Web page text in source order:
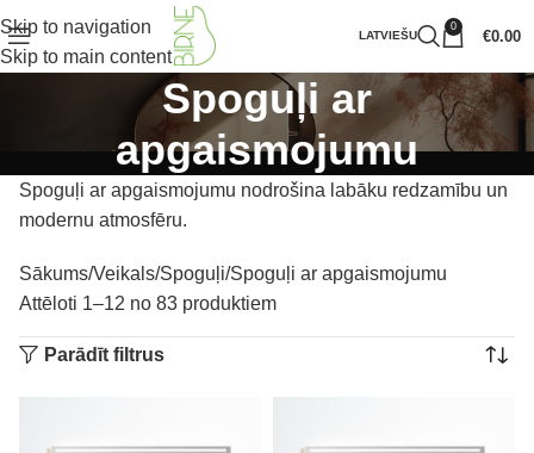
Skip to navigation
Skip to main content
LATVIEŠU
0
€0.00
Spoguļi ar
apgaismojumu
Spoguļi ar apgaismojumu nodrošina labāku redzamību un
modernu atmosfēru.
Sākums Veikals Spoguļi Spoguļi ar apgaismojumu
Attēloti 1–12 no 83 produktiem
Parādīt filtrus